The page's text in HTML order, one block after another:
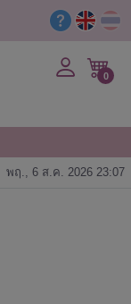
0
พฤ., 6 ส.ค. 2026 23:07